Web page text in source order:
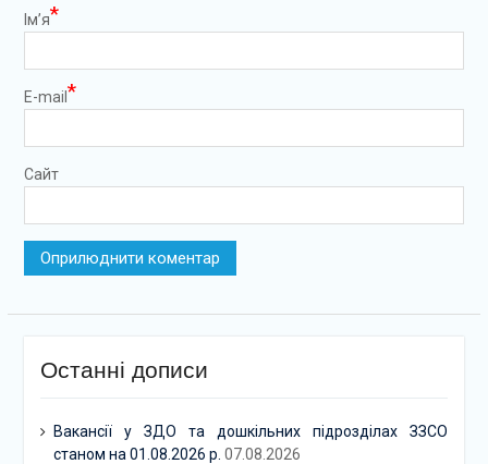
Ім’я*
E-mail *
Сайт
Останні дописи
Вакансії у ЗДО та дошкільних підрозділах ЗЗСО
станом на 01.08.2026 р. 07.08.2026